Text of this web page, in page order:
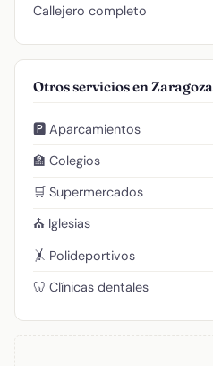
Callejero completo
Otros servicios en Zaragoza
🅿️ Aparcamientos
🏫 Colegios
🛒 Supermercados
⛪ Iglesias
🤸 Polideportivos
🦷 Clínicas dentales